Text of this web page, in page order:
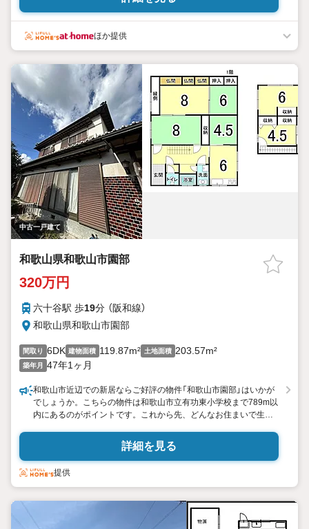
ほか提供
中古一戸建て
和歌山県和歌山市園部
320万円
六十谷駅 歩19分 （阪和線）
和歌山県和歌山市園部
間取り 6DK 建物面積 119.87m² 土地面積 203.57m²
築年月 47年1ヶ月
和歌山市近辺での新居ならご好評の物件「和歌山市園部」はいかが
でしょうか。こちらの物件は和歌山市立有功東小学校まで789m以
内にあるのがポイントです。これから先、どんなお住まいで生活
社にお任せください。当社では様々な不動産をご用意しておりま
詳細を見る
提供